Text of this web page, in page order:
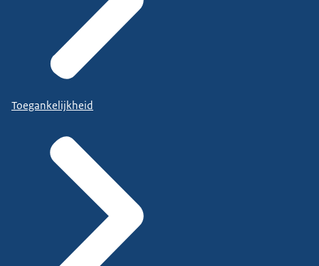
Toegankelijkheid